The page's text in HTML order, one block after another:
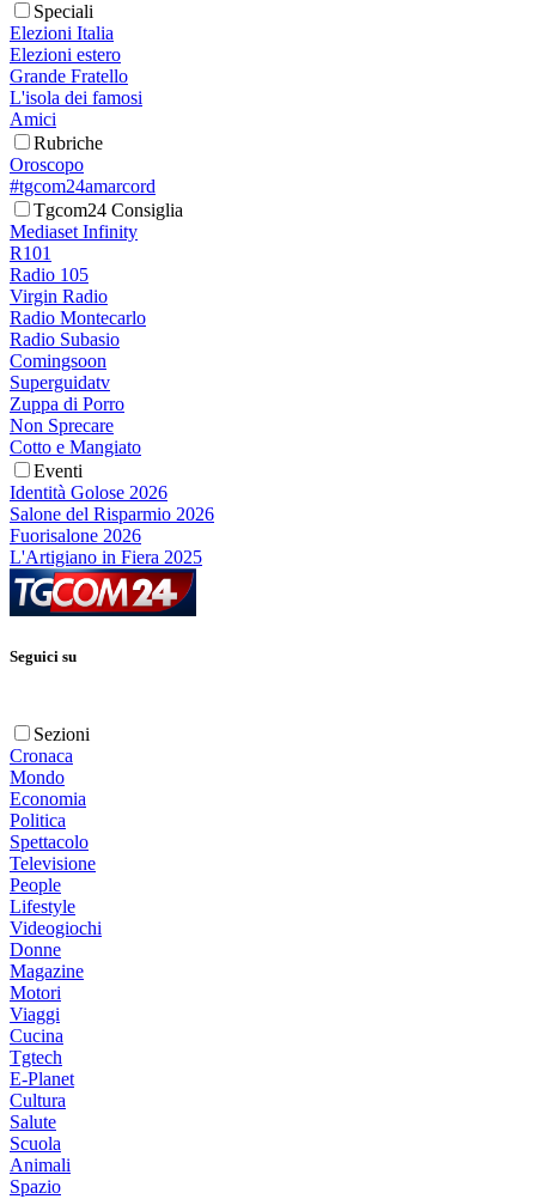
Speciali
Elezioni Italia
Elezioni estero
Grande Fratello
L'isola dei famosi
Amici
Rubriche
Oroscopo
#tgcom24amarcord
Tgcom24 Consiglia
Mediaset Infinity
R101
Radio 105
Virgin Radio
Radio Montecarlo
Radio Subasio
Comingsoon
Superguidatv
Zuppa di Porro
Non Sprecare
Cotto e Mangiato
Eventi
Identità Golose 2026
Salone del Risparmio 2026
Fuorisalone 2026
L'Artigiano in Fiera 2025
Seguici su
Sezioni
Cronaca
Mondo
Economia
Politica
Spettacolo
Televisione
People
Lifestyle
Videogiochi
Donne
Magazine
Motori
Viaggi
Cucina
Tgtech
E-Planet
Cultura
Salute
Scuola
Animali
Spazio